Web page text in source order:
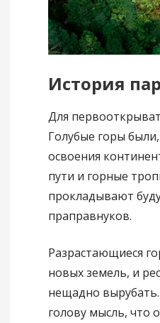
История
Для
Голубые горы
освоения
пути и горные
прокладывают
праправнуков.
Разрастающиеся
новых земель, и
нещадно
голову мысль, что